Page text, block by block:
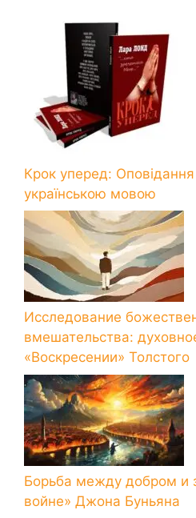
Крок уперед:
українською мовою
Исследование
вмешательства:
«Воскресении» Толстого
Борьба между добром и
войне» Джона Буньяна